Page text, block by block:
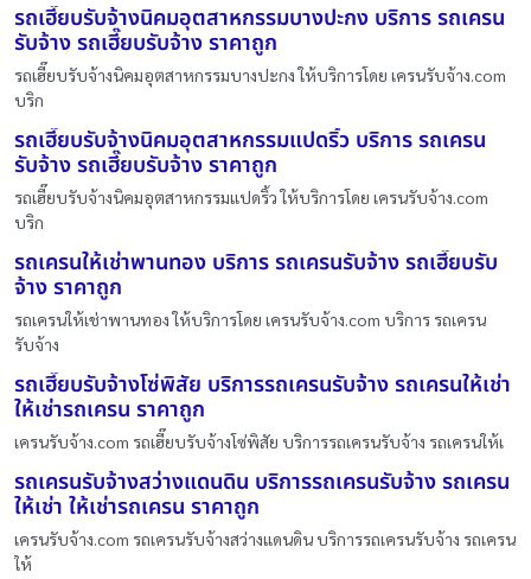
รถเฮี๊ยบรับจ้างนิคมอุตสาหกรรมบางปะกง บริการ รถเครน
รับจ้าง รถเฮี๊ยบรับจ้าง ราคาถูก
รถเฮี๊ยบรับจ้างนิคมอุตสาหกรรมบางปะกง ให้บริการโดย เครนรับจ้าง.com
บริก
รถเฮี๊ยบรับจ้างนิคมอุตสาหกรรมแปดริ้ว บริการ รถเครน
รับจ้าง รถเฮี๊ยบรับจ้าง ราคาถูก
รถเฮี๊ยบรับจ้างนิคมอุตสาหกรรมแปดริ้ว ให้บริการโดย เครนรับจ้าง.com
บริก
รถเครนให้เช่าพานทอง บริการ รถเครนรับจ้าง รถเฮี๊ยบรับ
จ้าง ราคาถูก
รถเครนให้เช่าพานทอง ให้บริการโดย เครนรับจ้าง.com บริการ รถเครน
รับจ้าง
รถเฮี๊ยบรับจ้างโซ่พิสัย บริการรถเครนรับจ้าง รถเครนให้เช่า
ให้เช่ารถเครน ราคาถูก
เครนรับจ้าง.com รถเฮี๊ยบรับจ้างโซ่พิสัย บริการรถเครนรับจ้าง รถเครนให้เ
รถเครนรับจ้างสว่างแดนดิน บริการรถเครนรับจ้าง รถเครน
ให้เช่า ให้เช่ารถเครน ราคาถูก
เครนรับจ้าง.com รถเครนรับจ้างสว่างแดนดิน บริการรถเครนรับจ้าง รถเครน
ให้